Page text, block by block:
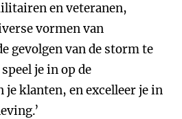
en veteranen,
vormen van
gevolgen van de storm te
je in op de
je klanten, en excelleer je in